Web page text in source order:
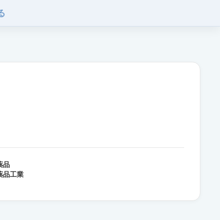
品
品工業